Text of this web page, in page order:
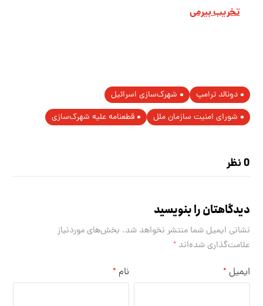
تخریب بیرمی
دونالد ترامپ
شهرک‌سازی اسرائیل
شورای امنیت سازمان ملل
قطعنامه علیه شهرک‌سازی
0 نظر
دیدگاهتان را بنویسید
نشانی ایمیل شما منتشر نخواهد شد. بخش‌های موردنیاز
علامت‌گذاری شده‌اند*
نام * ایمیل *